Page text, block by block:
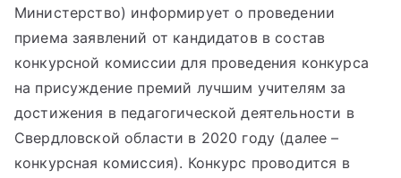
Министерство) информирует о проведении
приема заявлений от кандидатов в состав
конкурсной комиссии для проведения конкурса
на присуждение премий лучшим учителям за
достижения в педагогической деятельности в
Свердловской области в 2020 году (далее –
конкурсная комиссия). Конкурс проводится в